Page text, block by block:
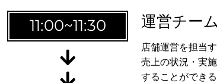
11:00~11:30 運営チー
店舗運営を担当
売上の状況・実
することができ